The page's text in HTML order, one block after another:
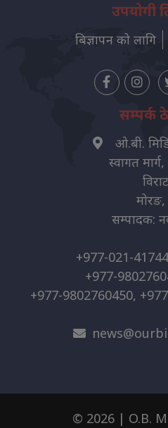
उपयोगी
बिज्ञापन को लागि
सम्पर्क
ओ.बी.
स्वागत
सम्पादक:
+977-021-
+977-
+977-9802760450,
© 2026 | O.B.